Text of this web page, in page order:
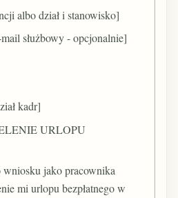
albo dział i stanowisko]
służbowy - opcjonalnie]
kadr]
URLOPU
jako pracownika
mi urlopu bezpłatnego w